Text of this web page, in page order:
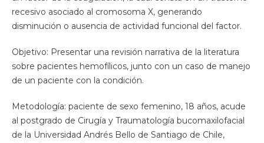
recesivo asociado al cromosoma X, generando
disminución o ausencia de actividad funcional del factor.
Objetivo: Presentar una revisión narrativa de la literatura
sobre pacientes hemofílicos, junto con un caso de manejo
de un paciente con la condición.
Metodología: paciente de sexo femenino, 18 años, acude
al postgrado de Cirugía y Traumatología bucomaxilofacial
de la Universidad Andrés Bello de Santiago de Chile,